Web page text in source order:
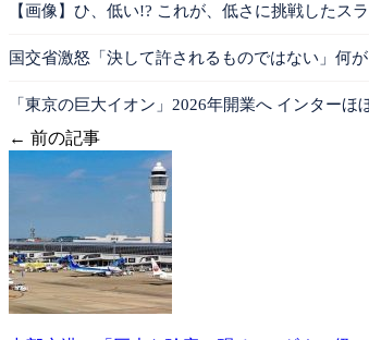
【画像】ひ、低い!? これが、低さに挑戦したス
国交省激怒「決して許されるものではない」何
「東京の巨大イオン」2026年開業へ インター
← 前の記事